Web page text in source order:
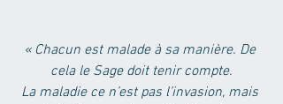
« Chacun est malade à sa manière. De
cela le Sage doit tenir compte.
La maladie ce n’est pas l’invasion, mais